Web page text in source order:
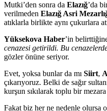
Mutki’den sonra da Elazığ’da
verilmeden Elazığ Asri
atıklarla birlikte aynı çukurlara
Yüksekova Haber’in
cenazesi getirildi. Bu
gözler önüne seriyor.
Evet, yoksa bunlar da mı Siirt,
çıkarıyoruz. Belki de sağır
kurşun sıkılarak toplu bir
Fakat biz her ne nedenle olursa